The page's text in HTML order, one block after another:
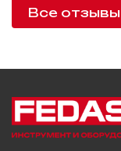
Все отзывы